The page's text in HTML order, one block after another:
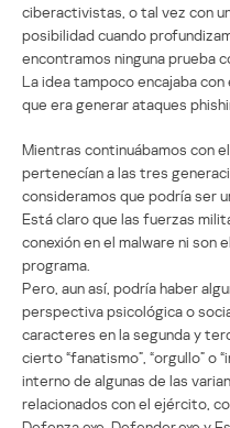
ciberactivistas, o tal vez con
posibilidad cuando
encontramos ninguna prueba
La idea tampoco encajaba
que era generar ataques
Mientras continuábamos con
pertenecían a las tres
consideramos que podría ser
Está claro que las fuerzas
conexión en el malware ni son
programa.
Pero, aun así, podría haber
perspectiva psicológica o
caracteres en la segunda y
cierto “fanatismo”, “orgullo” o
interno de algunas de las
relacionados con el ejército,